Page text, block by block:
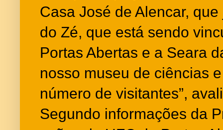
Casa José de Alencar,
do Zé, que está sendo
Portas Abertas e a Seara
nosso museu de ciências
número de visitantes”,
Segundo informações da